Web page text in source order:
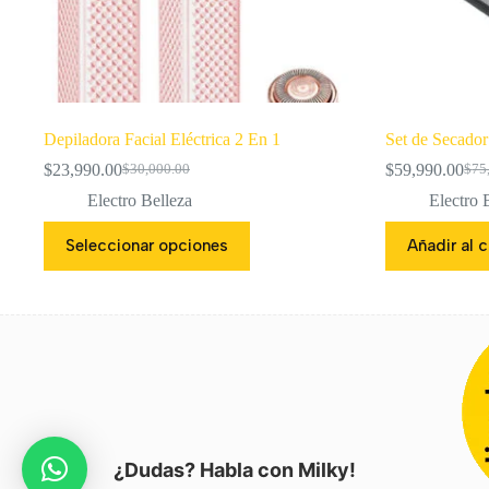
Depiladora Facial Eléctrica 2 En 1
$30,000.00
El
precio
era:
$30,000.00.
$23,990.00El
precio
es:
$23,990.00.
Electro Belleza
Seleccionar opciones
producto
tiene
página
de
Set de
$
El
era:
$59,990.00El
es:
Electro
Añadir al
¿Dudas? Habla con Milky!